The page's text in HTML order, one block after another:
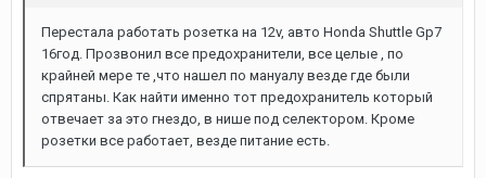
Перестала работать розетка на 12v, авто Honda Shuttle Gp7
16год. Прозвонил все предохранители, все целые , по
крайней мере те ,что нашел по мануалу везде где были
спрятаны. Как найти именно тот предохранитель который
отвечает за это гнездо, в нише под селектором. Кроме
розетки все работает, везде питание есть.